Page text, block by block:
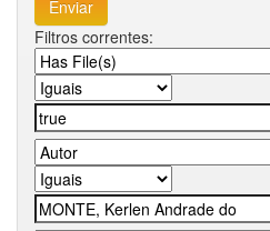
Filtros correntes: